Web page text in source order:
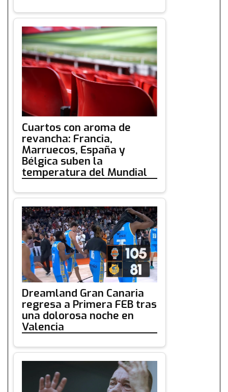
Cuartos con aroma de
revancha: Francia,
Marruecos, España y
Bélgica suben la
temperatura del Mundial
Dreamland Gran Canaria
regresa a Primera FEB tras
una dolorosa noche en
Valencia